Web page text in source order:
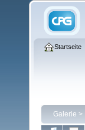
Startseite
Galerie >